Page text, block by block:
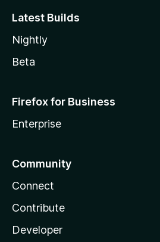
Latest Builds
Nightly
Beta
Firefox for Business
Enterprise
Community
Connect
Contribute
Developer